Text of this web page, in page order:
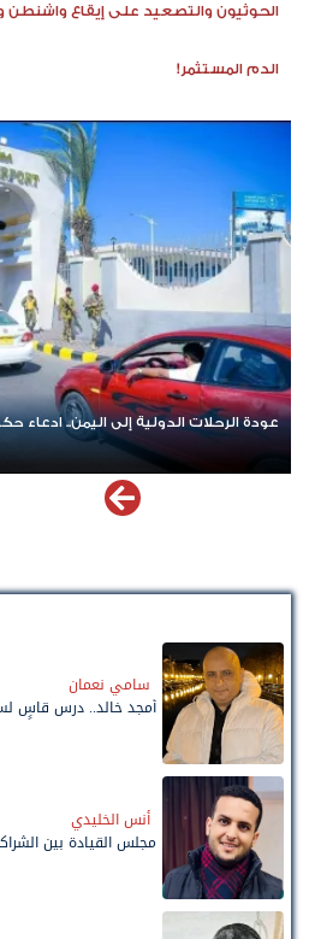
الحوثيون والتصعيد على إيقاع
الدم المستثمر!
عودة الرحلات الدولية إلى اليمن.. ادعاء
سامي نعمان
أمجد خالد.. درس قاسٍ
أنس الخليدي
مجلس القيادة بين